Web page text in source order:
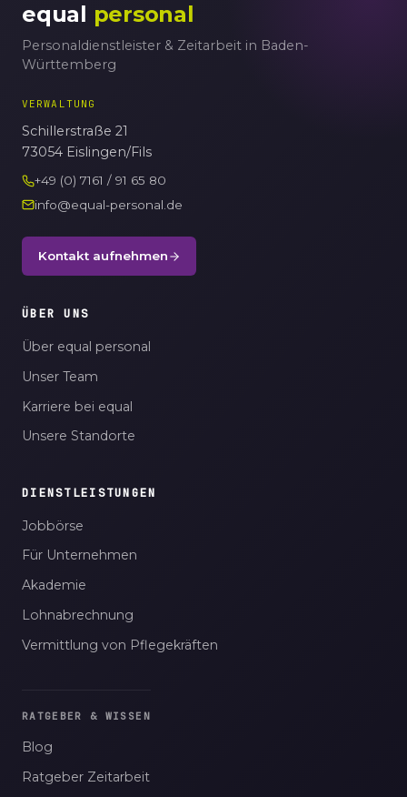
equal personal
Personaldienstleister & Zeitarbeit in Baden-
Württemberg
VERWALTUNG
Schillerstraße 21
73054 Eislingen/Fils
+49 (0) 7161 / 91 65 80
info@equal-personal.de
Kontakt aufnehmen
ÜBER UNS
Über equal personal
Unser Team
Karriere bei equal
Unsere Standorte
DIENSTLEISTUNGEN
Jobbörse
Für Unternehmen
Akademie
Lohnabrechnung
Vermittlung von Pflegekräften
RATGEBER & WISSEN
Blog
Ratgeber Zeitarbeit